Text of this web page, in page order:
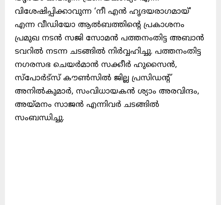
വിശേഷിപ്പിക്കാവുന്ന ‘നീ എൻ ഹൃദയരാഗമായ്’
എന്ന വീഡിയോ ആൽബത്തിന്റെ പ്രകാശനം
പ്രമുഖ നടൻ സജി സോമൻ പത്തനംതിട്ട അബാൻ
ടവറിൽ നടന്ന ചടങ്ങിൽ നിർവ്വഹിച്ചു. പത്തനംതിട്ട
നഗരസഭ ചെയർമാൻ സക്കീർ ഹുസൈൻ,
സ്പോർട്സ് കൗൺസിൽ ജില്ല പ്രസിഡന്റ്
അനിൽകുമാർ, സംവിധായകൻ ശ്യാം അരവിന്ദം,
അയ്മനം സാജൻ എന്നിവർ ചടങ്ങിൽ
സംബന്ധിച്ചു.